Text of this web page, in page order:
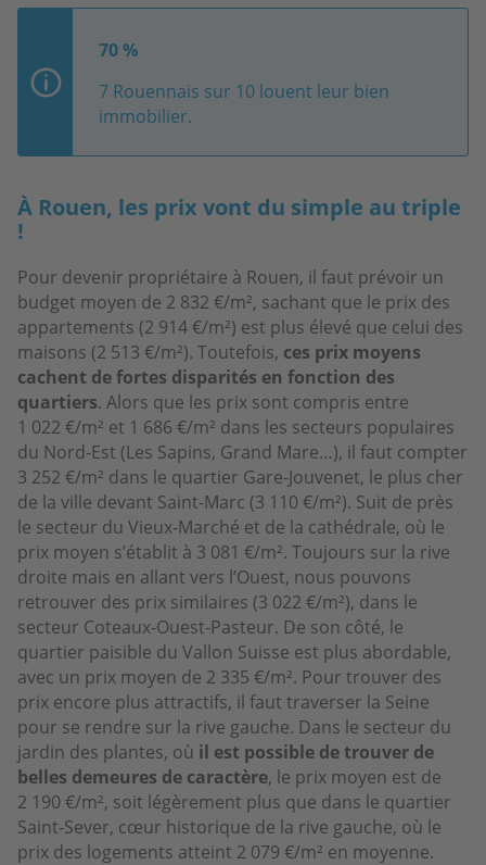
70 %
7 Rouennais sur 10 louent leur bien
immobilier.
À Rouen, les prix vont du simple au triple
!
Pour devenir propriétaire à Rouen, il faut prévoir un
budget moyen de 2 832 €/m², sachant que le prix des
appartements (2 914 €/m²) est plus élevé que celui des
maisons (2 513 €/m²). Toutefois, ces prix moyens
cachent de fortes disparités en fonction des
quartiers. Alors que les prix sont compris entre
1 022 €/m² et 1 686 €/m² dans les secteurs populaires
du Nord-Est (Les Sapins, Grand Mare…), il faut compter
3 252 €/m² dans le quartier Gare-Jouvenet, le plus cher
de la ville devant Saint-Marc (3 110 €/m²). Suit de près
le secteur du Vieux-Marché et de la cathédrale, où le
prix moyen s’établit à 3 081 €/m². Toujours sur la rive
droite mais en allant vers l’Ouest, nous pouvons
retrouver des prix similaires (3 022 €/m²), dans le
secteur Coteaux-Ouest-Pasteur. De son côté, le
quartier paisible du Vallon Suisse est plus abordable,
avec un prix moyen de 2 335 €/m². Pour trouver des
prix encore plus attractifs, il faut traverser la Seine
pour se rendre sur la rive gauche. Dans le secteur du
jardin des plantes, où il est possible de trouver de
belles demeures de caractère, le prix moyen est de
2 190 €/m², soit légèrement plus que dans le quartier
Saint-Sever, cœur historique de la rive gauche, où le
prix des logements atteint 2 079 €/m² en moyenne.